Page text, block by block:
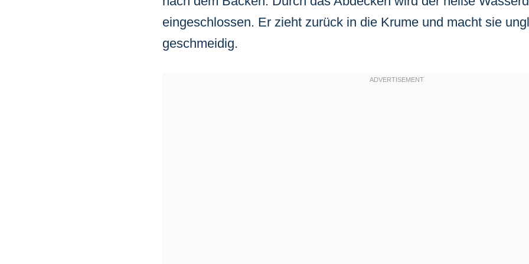
eingeschlossen. Er zieht zurück in die Krume und macht sie
geschmeidig.